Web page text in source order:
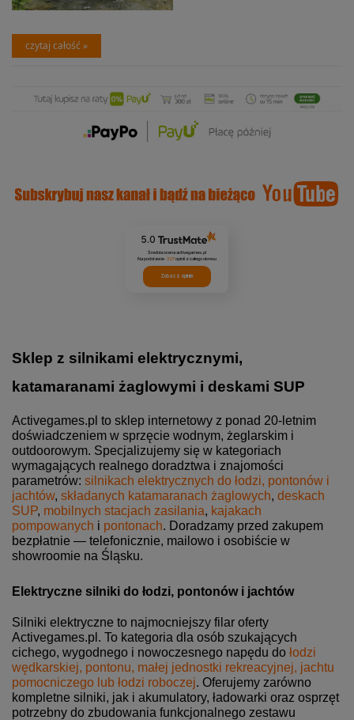
czytaj całość »
5.0
Średnia ocena activegames.pl
Na podstawie 327opinii z całego okresu
Zobacz opinie
Sklep z silnikami elektrycznymi,
katamaranami żaglowymi i deskami SUP
Activegames.pl to sklep internetowy z ponad 20-letnim
doświadczeniem w sprzęcie wodnym, żeglarskim i
outdoorowym. Specjalizujemy się w kategoriach
wymagających realnego doradztwa i znajomości
parametrów: silnikach elektrycznych do łodzi, pontonów i
jachtów, składanych katamaranach żaglowych, deskach
SUP, mobilnych stacjach zasilania, kajakach
pompowanych i pontonach. Doradzamy przed zakupem
bezpłatnie — telefonicznie, mailowo i osobiście w
showroomie na Śląsku.
Elektryczne silniki do łodzi, pontonów i jachtów
Silniki elektryczne to najmocniejszy filar oferty
Activegames.pl. To kategoria dla osób szukających
cichego, wygodnego i nowoczesnego napędu do łodzi
wędkarskiej, pontonu, małej jednostki rekreacyjnej, jachtu
pomocniczego lub łodzi roboczej. Oferujemy zarówno
kompletne silniki, jak i akumulatory, ładowarki oraz osprzęt
potrzebny do zbudowania funkcjonalnego zestawu